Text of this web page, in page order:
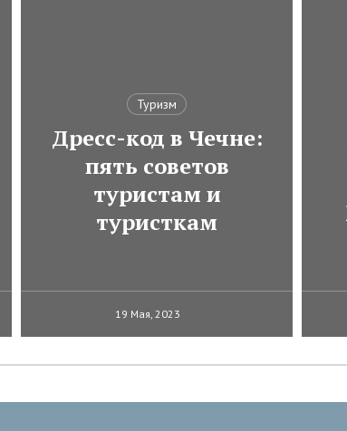
Туризм
Дресс-код в Чечне:
пять советов
туристам и
туристкам
19 Мая, 2023